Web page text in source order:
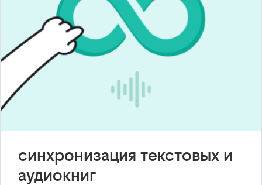
синхронизация текстовых и
аудиокниг